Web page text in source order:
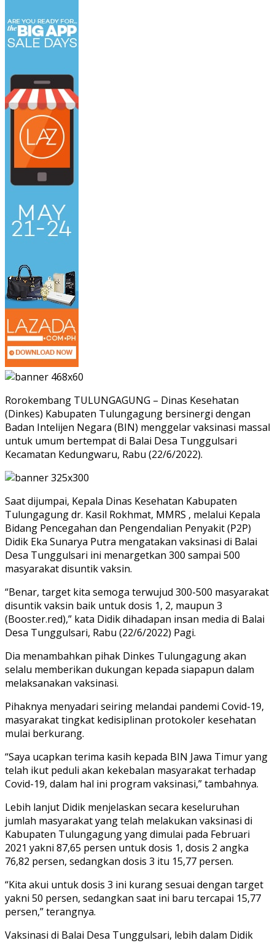
Rorokembang TULUNGAGUNG – Dinas Kesehatan
(Dinkes) Kabupaten Tulungagung bersinergi dengan
Badan Intelijen Negara (BIN) menggelar vaksinasi massal
untuk umum bertempat di Balai Desa Tunggulsari
Kecamatan Kedungwaru, Rabu (22/6/2022).
Saat dijumpai, Kepala Dinas Kesehatan Kabupaten
Tulungagung dr. Kasil Rokhmat, MMRS , melalui Kepala
Bidang Pencegahan dan Pengendalian Penyakit (P2P)
Didik Eka Sunarya Putra mengatakan vaksinasi di Balai
Desa Tunggulsari ini menargetkan 300 sampai 500
masyarakat disuntik vaksin.
“Benar, target kita semoga terwujud 300-500 masyarakat
disuntik vaksin baik untuk dosis 1, 2, maupun 3
(Booster.red),” kata Didik dihadapan insan media di Balai
Desa Tunggulsari, Rabu (22/6/2022) Pagi.
Dia menambahkan pihak Dinkes Tulungagung akan
selalu memberikan dukungan kepada siapapun dalam
melaksanakan vaksinasi.
Pihaknya menyadari seiring melandai pandemi Covid-19,
masyarakat tingkat kedisiplinan protokoler kesehatan
mulai berkurang.
“Saya ucapkan terima kasih kepada BIN Jawa Timur yang
telah ikut peduli akan kekebalan masyarakat terhadap
Covid-19, dalam hal ini program vaksinasi,” tambahnya.
Lebih lanjut Didik menjelaskan secara keseluruhan
jumlah masyarakat yang telah melakukan vaksinasi di
Kabupaten Tulungagung yang dimulai pada Februari
2021 yakni 87,65 persen untuk dosis 1, dosis 2 angka
76,82 persen, sedangkan dosis 3 itu 15,77 persen.
“Kita akui untuk dosis 3 ini kurang sesuai dengan target
yakni 50 persen, sedangkan saat ini baru tercapai 15,77
persen,” terangnya.
Vaksinasi di Balai Desa Tunggulsari, lebih dalam Didik